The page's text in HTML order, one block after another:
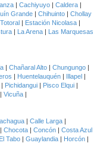
| Cachiyuyo | Caldera |
Grande | Chihuinto | Chollay
| Estación Nicolasa |
| La Arena | Las Marquesas
| Chañaral Alto | Chungungo |
| Huentelauquén | Illapel |
| Pichidangui | Pisco Elqui |
| Vicuña |
| Calle Larga |
| Chocota | Concón | Costa Azul
El Tabo | Guaylandia | Horcón |